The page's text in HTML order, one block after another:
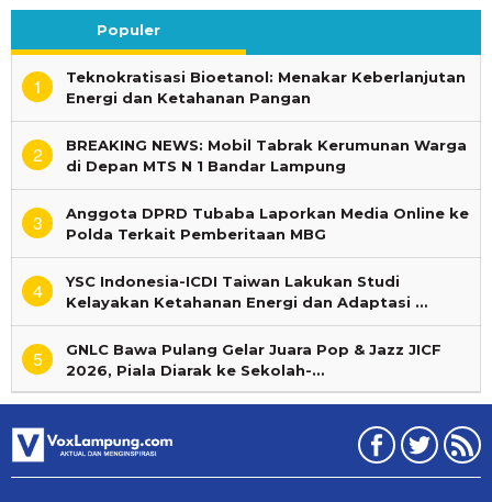
Populer
1
Teknokratisasi Bioetanol: Menakar Keberlanjutan
Energi dan Ketahanan Pangan
2
BREAKING NEWS: Mobil Tabrak Kerumunan Warga
di Depan MTS N 1 Bandar Lampung
3
Anggota DPRD Tubaba Laporkan Media Online ke
Polda Terkait Pemberitaan MBG
4
YSC Indonesia-ICDI Taiwan Lakukan Studi
Kelayakan Ketahanan Energi dan Adaptasi …
5
GNLC Bawa Pulang Gelar Juara Pop & Jazz JICF
2026, Piala Diarak ke Sekolah-…